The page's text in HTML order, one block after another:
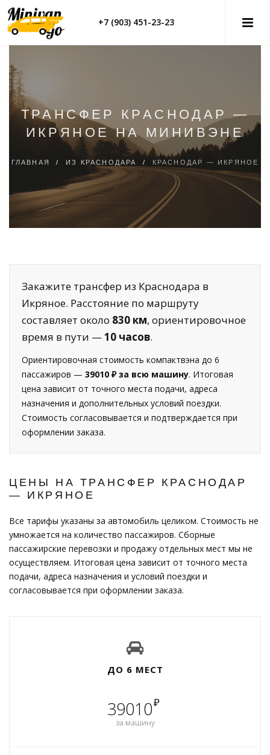
+7 (903) 451-23-23
ТРАНСФЕР КРАСНОДАР —
ИКРЯНОЕ НА МИНИВЭНЕ
ГЛАВНАЯ / ИЗ КРАСНОДАРА / КРАСНОДАР — ИКРЯНОЕ
Закажите трансфер из Краснодара в
Икряное. Расстояние по маршруту
составляет около 830 км, ориентировочное
время в пути —10 часов.
Ориентировочная стоимость компактвэна до 6
пассажиров — 39010 ₽ за всю машину. Итоговая
цена зависит от точного места подачи, адреса
назначения и дополнительных условий поездки.
Стоимость согласовывается и подтверждается при
оформлении заказа.
ЦЕНЫ НА ТРАНСФЕР КРАСНОДАР
— ИКРЯНОЕ
Все тарифы указаны за автомобиль целиком. Стоимость не
умножается на количество пассажиров. Сборные
пассажирские перевозки и продажу отдельных мест мы не
осуществляем. Итоговая цена зависит от точного места
подачи, адреса назначения и условий поездки и
согласовывается при оформлении заказа.
ДО 6 МЕСТ
39010₽
за машину